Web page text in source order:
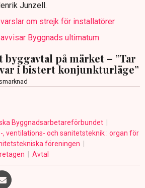
Junzell.
om strejk för installatörer
Byggnads ultimatum
byggavtal på märket – ”Tar
i bistert konjunkturläge”
Byggnadsarbetareförbundet
ventilations- och sanitetsteknik : organ för
föreningen
Avtal